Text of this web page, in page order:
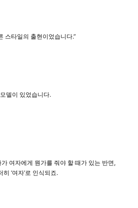
스타일의 출현이었습니다.”
델이 있었습니다.
여자에게 뭔가를 줘야 할 때가 있는 반면,
‘여자’로 인식되죠.